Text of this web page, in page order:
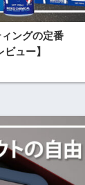
ングの定番
ュー】